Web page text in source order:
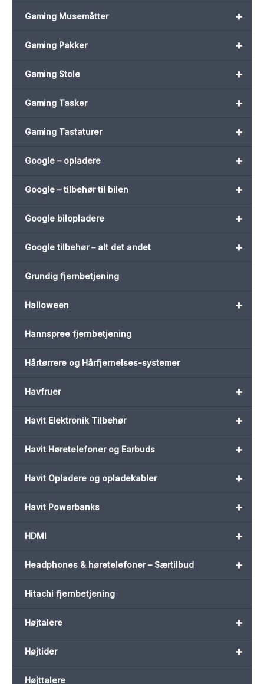
+
Gaming Musemåtter
+
Gaming Pakker
+
Gaming Stole
+
Gaming Tasker
+
Gaming Tastaturer
+
Google – opladere
+
Google – tilbehør til bilen
+
Google bilopladere
+
Google tilbehør – alt det andet
Grundig fjernbetjening
+
Halloween
Hannspree fjernbetjening
Hårtørrere og Hårfjernelses-systemer
+
Havfruer
+
Havit Elektronik Tilbehør
+
Havit Høretelefoner og Earbuds
+
Havit Opladere og opladekabler
+
Havit Powerbanks
+
HDMI
+
Headphones & høretelefoner – Særtilbud
Hitachi fjernbetjening
+
Højtalere
+
Højtider
Højttalere